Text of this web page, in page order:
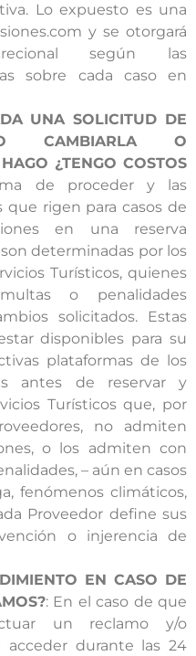
Lo expuesto es una
y se otorgará
según las
sobre cada caso en
UNA SOLICITUD DE
CAMBIARLA O
¿TENGO COSTOS
de proceder y las
que rigen para casos de
en una reserva
determinadas por los
Turísticos, quienes
o penalidades
solicitados. Estas
disponibles para su
plataformas de los
antes de reservar y
Turísticos que, por
no admiten
o los admiten con
– aún en casos
fenómenos climáticos,
Proveedor define sus
o injerencia de
EN CASO DE
: En el caso de que
un reclamo y/o
acceder durante las 24